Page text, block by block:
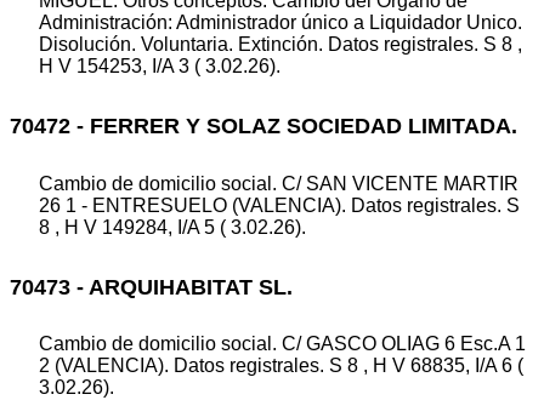
Administración: Administrador único a Liquidador Unico.
Disolución. Voluntaria. Extinción. Datos registrales. S 8 ,
H V 154253, I/A 3 ( 3.02.26).
70472 - FERRER Y SOLAZ SOCIEDAD LIMITADA.
Cambio de domicilio social. C/ SAN VICENTE MARTIR
26 1 - ENTRESUELO (VALENCIA). Datos registrales. S
8 , H V 149284, I/A 5 ( 3.02.26).
70473 - ARQUIHABITAT SL.
Cambio de domicilio social. C/ GASCO OLIAG 6 Esc.A 1
2 (VALENCIA). Datos registrales. S 8 , H V 68835, I/A 6 (
3.02.26).